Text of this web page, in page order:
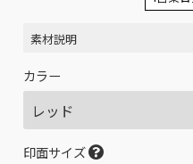
素材説明
カラー
印面サイズ